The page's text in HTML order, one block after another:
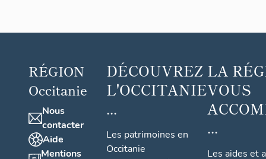
RÉGION
Occitanie
Nous
contacter
Aide
Mentions
DÉCOUVREZ
L'OCCITANIE
...
Les patrimoines en
Occitanie
LA
VOUS
...
Les aides et